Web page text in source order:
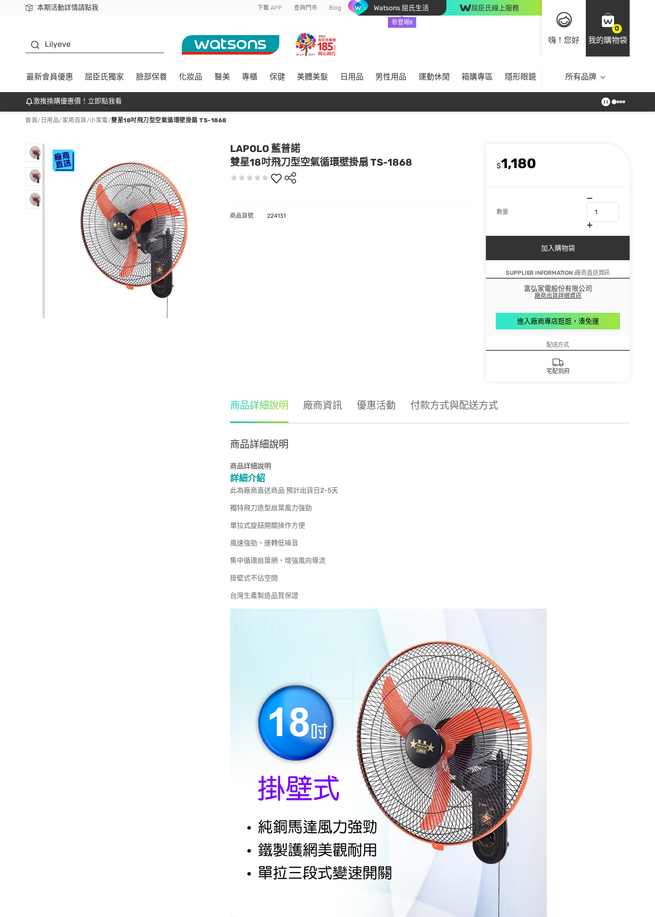
本期活動詳情請點我
下載app最高回饋$350 下載 APP 查詢門市 Blog Watsons 屈氏生活
新登場!!
屈臣氏線上服務
嗨！您好
0
我的購物袋
Lilyeve
最新會員優惠 屈臣氏獨家 臉部保養 化妝品 醫美 專櫃 保健 美體美髮 日用品 男性用品 運動休閒 箱購專區 隱形眼鏡 所有品牌
激推換購優惠價！立即點我看
首頁/ 日用品/ 家用百貨/小家電/雙星18吋飛刀型空氣循環壁掛扇 TS-1868
LAPOLO 藍普諾
雙星18吋飛刀型空氣循環壁掛扇 TS-1868
$1,180
數量
加入購物袋
SUPPLIER INFORMATION :廠商直送資訊
富弘家電股份有限公司
廠商出貨詳細資訊
進入廠商專店逛逛，湊免運
配送方式
宅配到府
商品貨號 224131
商品詳細說明 廠商資訊 優惠活動 付款方式與配送方式
商品詳細說明
商品詳細說明
詳細介紹
此為廠商直送商品 預計出貨日2-5天
獨特飛刀造型扇葉風力強勁
單拉式旋鈕開關操作方便
風速強勁、運轉低噪音
集中循環扇葉網、增強風向導流
掛壁式不佔空間
台灣生產製造品質保證